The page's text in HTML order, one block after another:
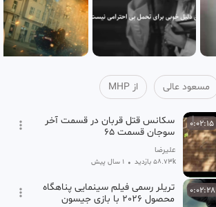
Zemzemehaye_Nofouz-
1394.08.21-
MHP
مسعود عالی از MHP
0:02:15
سکانس قتل قربان در قسمت آخر
سوجان قسمت ۶۵
علیرضا
58.73k بازدید • 1 سال پیش
0:02:28
تریلر رسمی فیلم سینمایی پناهگاه
محصول 2026 با بازی جیسون